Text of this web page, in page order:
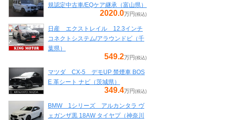
規認定中古車/EQケア継承（富山県）
2020.0万円(税込)
日産 エクストレイル 12.3インチ
コネクトシステム/アラウンドビ（千
葉県）
549.2万円(税込)
マツダ CX-5 デモUP 禁煙車 BOS
E 革シート ナビ（茨城県）
349.4万円(税込)
BMW 1シリーズ アルカンタラ ヴ
ェガンザ黒 18AW タイヤプ（神奈川